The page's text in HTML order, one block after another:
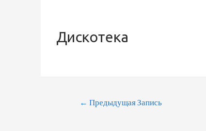
Дискотека
← Предыдущая Запись